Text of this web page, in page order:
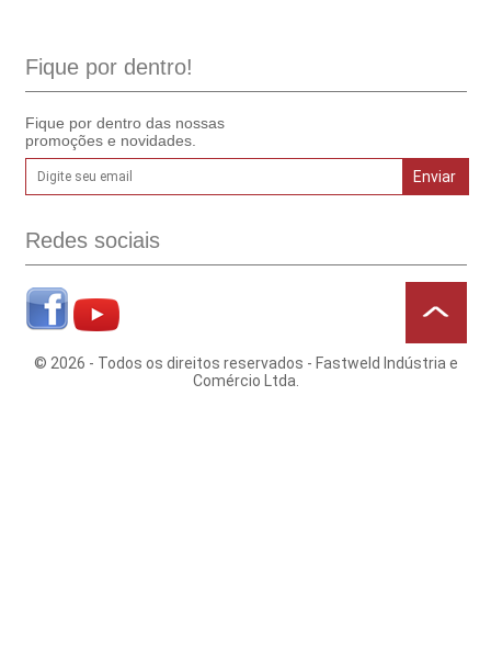
Fique por dentro!
Fique por dentro das nossas
promoções e novidades.
Redes sociais
© 2026 - Todos os direitos reservados - Fastweld Indústria e
Comércio Ltda.